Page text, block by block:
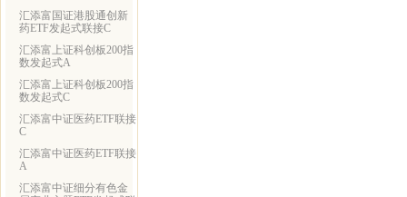
汇添富国证港股通创新
药ETF发起式联接C
汇添富上证科创板200指
数发起式A
汇添富上证科创板200指
数发起式C
汇添富中证医药ETF联接
C
汇添富中证医药ETF联接
A
汇添富中证细分有色金